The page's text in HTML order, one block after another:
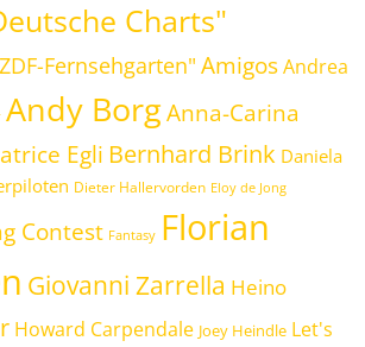
Charts"
Fernsehgarten" Amigos Andrea
Andy Borg Anna-Carina
Egli Bernhard Brink Daniela
Dieter Hallervorden Eloy de Jong
Contest Fantasy Florian
Giovanni Zarrella Heino
Howard Carpendale Joey Heindle Let's